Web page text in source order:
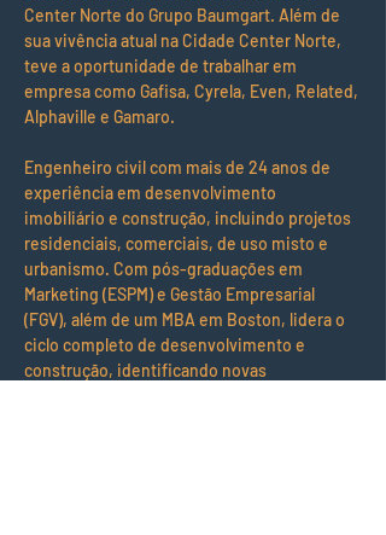
Center Norte do Grupo Baumgart. Além de
sua vivência atual na Cidade Center Norte,
teve a oportunidade de trabalhar em
empresa como Gafisa, Cyrela, Even, Related,
Alphaville e Gamaro.
Engenheiro civil com mais de 24 anos de
experiência em desenvolvimento
imobiliário e construção, incluindo projetos
residenciais, comerciais, de uso misto e
urbanismo. Com pós-graduações em
Marketing (ESPM) e Gestão Empresarial
(FGV), além de um MBA em Boston, lidera o
ciclo completo de desenvolvimento e
construção, identificando novas